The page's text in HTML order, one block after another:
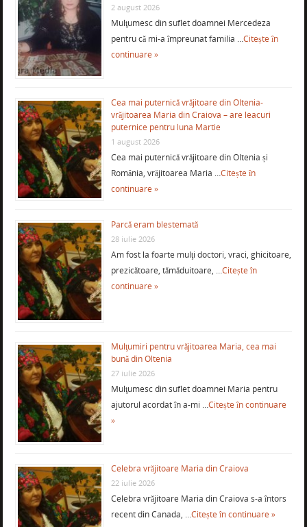
2 august 2026
Mulţumesc din suflet doamnei Mercedeza
pentru că mi-a împreunat familia …Citește în
continuare »
Cea mai puternică vrăjitoare din Oltenia-
vrăjitoarea Maria din Craiova – are leacuri
puternice pentru luna Martie
1 august 2026
Cea mai puternică vrăjitoare din Oltenia și
România, vrăjitoarea Maria …Citește în
continuare »
Parcă eram blestemată
28 iulie 2026
Am fost la foarte mulţi doctori, vraci, ghicitoare,
prezicătoare, tămăduitoare, …Citește în
continuare »
Mulţumiri pentru vrăjitoarea Maria, cea mai
bună din Oltenia
27 iulie 2026
Mulţumesc din suflet doamnei Maria pentru
ajutorul acordat în a-mi …Citește în continuare
»
Celebra vrăjitoare Maria din Craiova
22 iulie 2026
Celebra vrăjitoare Maria din Craiova s-a întors
recent din Canada, …Citește în continuare »